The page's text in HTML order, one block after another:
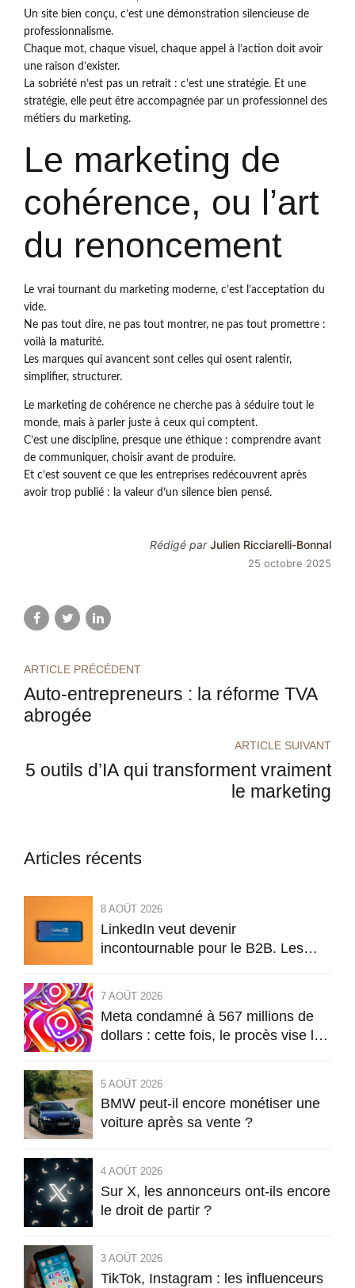
Un site bien conçu, c’est une démonstration silencieuse de
professionnalisme.
Chaque mot, chaque visuel, chaque appel à l’action doit avoir
une raison d’exister.
La sobriété n’est pas un retrait : c’est une stratégie. Et une
stratégie, elle peut être accompagnée par un professionnel des
métiers du marketing.
Le marketing de
cohérence, ou l’art
du renoncement
Le vrai tournant du marketing moderne, c’est l’acceptation du
vide.
Ne pas tout dire, ne pas tout montrer, ne pas tout promettre :
voilà la maturité.
Les marques qui avancent sont celles qui osent ralentir,
simplifier, structurer.
Le marketing de cohérence ne cherche pas à séduire tout le
monde, mais à parler juste à ceux qui comptent.
C’est une discipline, presque une éthique : comprendre avant
de communiquer, choisir avant de produire.
Et c’est souvent ce que les entreprises redécouvrent après
avoir trop publié : la valeur d’un silence bien pensé.
Rédigé parJulien Ricciarelli-Bonnal
25 octobre 2025
ARTICLE PRÉCÉDENT
Auto-entrepreneurs : la réforme TVA
abrogée
ARTICLE SUIVANT
5 outils d’IA qui transforment vraiment
le marketing
Articles récents
8 AOÛT 2026
LinkedIn veut devenir
incontournable pour le B2B. Les
7 AOÛT 2026
Meta condamné à 567 millions de
dollars : cette fois, le procès vise la
5 AOÛT 2026
BMW peut-il encore monétiser une
voiture après sa vente ?
4 AOÛT 2026
Sur X, les annonceurs ont-ils encore
le droit de partir ?
3 AOÛT 2026
TikTok, Instagram : les influenceurs